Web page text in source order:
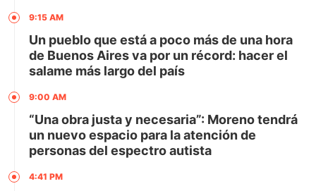
9:15 AM
Un pueblo que está a poco más de una hora
de Buenos Aires va por un récord: hacer el
salame más largo del país
9:00 AM
“Una obra justa y necesaria”: Moreno tendrá
un nuevo espacio para la atención de
personas del espectro autista
4:41 PM